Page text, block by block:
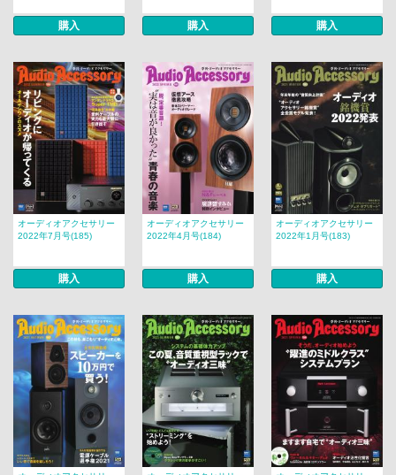
購入 購入 購入
オーディオアクセサリー
2022年7月号(185)
購入
オーディオアクセサリー
2022年4月号(184)
購入
オーディオアクセサリー
2022年1月号(183)
購入